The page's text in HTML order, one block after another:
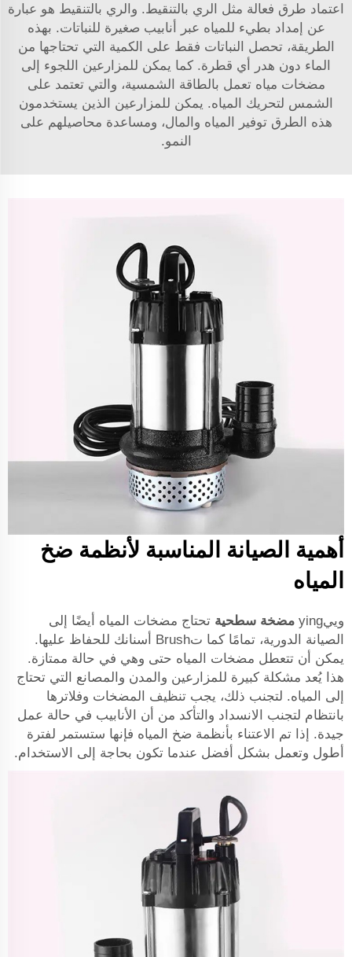
اعتماد طرق فعالة مثل الري بالتنقيط. والري بالتنقيط هو عبارة
عن إمداد بطيء للمياه عبر أنابيب صغيرة للنباتات. بهذه
الطريقة، تحصل النباتات فقط على الكمية التي تحتاجها من
الماء دون هدر أي قطرة. كما يمكن للمزارعين اللجوء إلى
مضخات مياه تعمل بالطاقة الشمسية، والتي تعتمد على
الشمس لتحريك المياه. يمكن للمزارعين الذين يستخدمون
هذه الطرق توفير المياه والمال، ومساعدة محاصيلهم على
النمو.
أهمية الصيانة المناسبة لأنظمة ضخ
المياه
وييying مضخة سطحية تحتاج مضخات المياه أيضًا إلى
الصيانة الدورية، تمامًا كما تBrush أسنانك للحفاظ عليها.
يمكن أن تتعطل مضخات المياه حتى وهي في حالة ممتازة.
هذا يُعد مشكلة كبيرة للمزارعين والمدن والمصانع التي تحتاج
إلى المياه. لتجنب ذلك، يجب تنظيف المضخات وفلاترها
بانتظام لتجنب الانسداد والتأكد من أن الأنابيب في حالة عمل
جيدة. إذا تم الاعتناء بأنظمة ضخ المياه فإنها ستستمر لفترة
أطول وتعمل بشكل أفضل عندما تكون بحاجة إلى الاستخدام.